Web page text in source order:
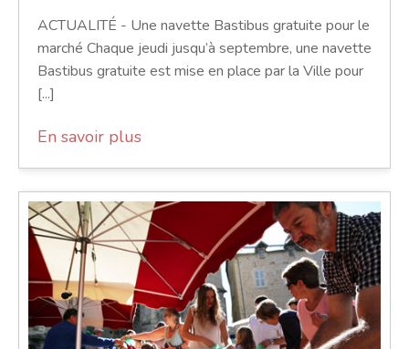
ACTUALITÉ - Une navette Bastibus gratuite pour le
marché Chaque jeudi jusqu’à septembre, une navette
Bastibus gratuite est mise en place par la Ville pour
[...]
En savoir plus